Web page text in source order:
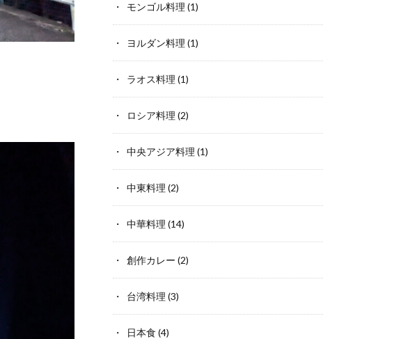
モンゴル料理 (1)
ヨルダン料理 (1)
ラオス料理 (1)
ロシア料理 (2)
中央アジア料理 (1)
中東料理 (2)
中華料理 (14)
創作カレー (2)
台湾料理 (3)
日本食 (4)